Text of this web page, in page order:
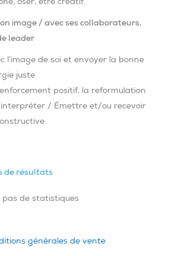
image / avec ses collaborateurs,
leader
l’image de soi et envoyer la bonne
juste
positif, la reformulation
interpréter / Émettre et/ou recevoir
de résultats
pas de statistiques
générales de vente